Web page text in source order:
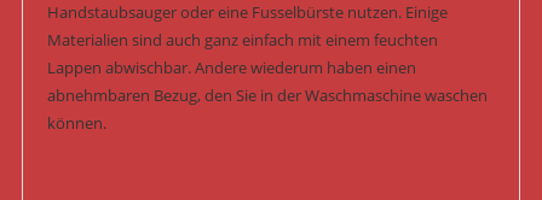
Handstaubsauger oder eine Fusselbürste nutzen. Einige
Materialien sind auch ganz einfach mit einem feuchten
Lappen abwischbar. Andere wiederum haben einen
abnehmbaren Bezug, den Sie in der Waschmaschine waschen
können.